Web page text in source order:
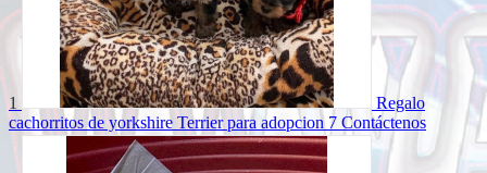
1
Regalo
cachorritos de yorkshire Terrier para adopcion 7 Contáctenos